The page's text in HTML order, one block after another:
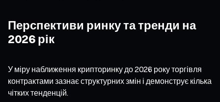
Перспективи ринку та тренди на
2026 рік
У міру наближення крипторинку до 2026 року торгівля
контрактами зазнає структурних змін і демонструє кілька
чітких тенденцій.